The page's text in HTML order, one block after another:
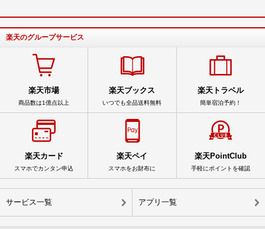
楽天のグループサービス
楽天市場
商品数は1億点以上
楽天ブックス
いつでも全品送料無料
楽天トラベル
簡単宿泊予約！
楽天カード
スマホでカンタン申込
楽天ペイ
スマホをお財布に
楽天PointClub
手軽にポイントを確認
サービス一覧 アプリ一覧